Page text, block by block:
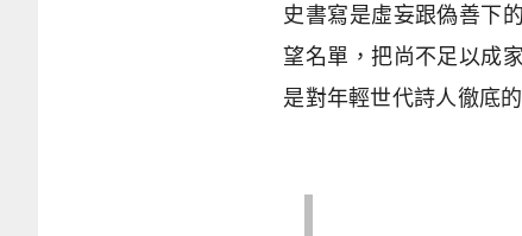
史書寫是虛妄跟偽善下
望名單，把尚不足以成
是對年輕世代詩人徹底